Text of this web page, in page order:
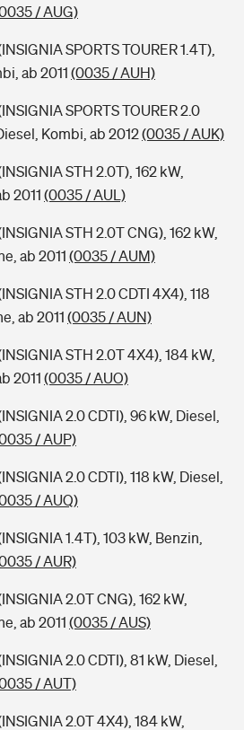
/ AUG)
SPORTS TOURER 1.4T),
ab 2011 (0035 / AUH)
SPORTS TOURER 2.0
Kombi, ab 2012(0035 / AUK)
STH 2.0T), 162 kW,
2011 (0035 / AUL)
STH 2.0T CNG), 162 kW,
ab 2011 (0035 / AUM)
STH 2.0 CDTI 4X4), 118
ab 2011 (0035 / AUN)
STH 2.0T 4X4), 184 kW,
2011 (0035 / AUO)
2.0 CDTI), 96 kW, Diesel,
/ AUP)
2.0 CDTI), 118 kW, Diesel,
/ AUQ)
1.4T), 103 kW, Benzin,
/ AUR)
2.0T CNG), 162 kW,
ab 2011 (0035 / AUS)
2.0 CDTI), 81 kW, Diesel,
/ AUT)
2.0T 4X4), 184 kW,